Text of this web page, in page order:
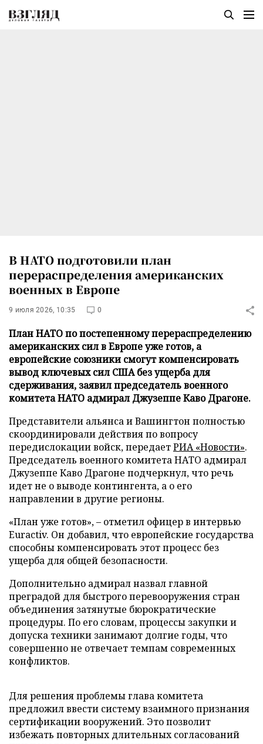
В НАТО подготовили план
перераспределения американских
военных в Европе
9 июля 2026, 10:35 0
План НАТО по постепенному перераспределению
американских сил в Европе уже готов, а
европейские союзники смогут компенсировать
вывод ключевых сил США без ущерба для
сдерживания, заявил председатель военного
комитета НАТО адмирал Джузеппе Каво Драгоне.
Представители альянса и Вашингтон полностью
скоординировали действия по вопросу
передислокации войск, передаетРИА «Новости».
Председатель военного комитета НАТО адмирал
Джузеппе Каво Драгоне подчеркнул, что речь
идет не о выводе контингента, а о его
направлении в другие регионы.
«План уже готов», – отметил офицер в интервью
Euractiv. Он добавил, что европейские государства
способны компенсировать этот процесс без
ущерба для общей безопасности.
Дополнительно адмирал назвал главной
преградой для быстрого перевооружения стран
объединения затянутые бюрократические
процедуры. По его словам, процессы закупки и
допуска техники занимают долгие годы, что
совершенно не отвечает темпам современных
конфликтов.
Для решения проблемы глава комитета
предложил ввести систему взаимного признания
сертификации вооружений. Это позволит
избежать повторных длительных согласований